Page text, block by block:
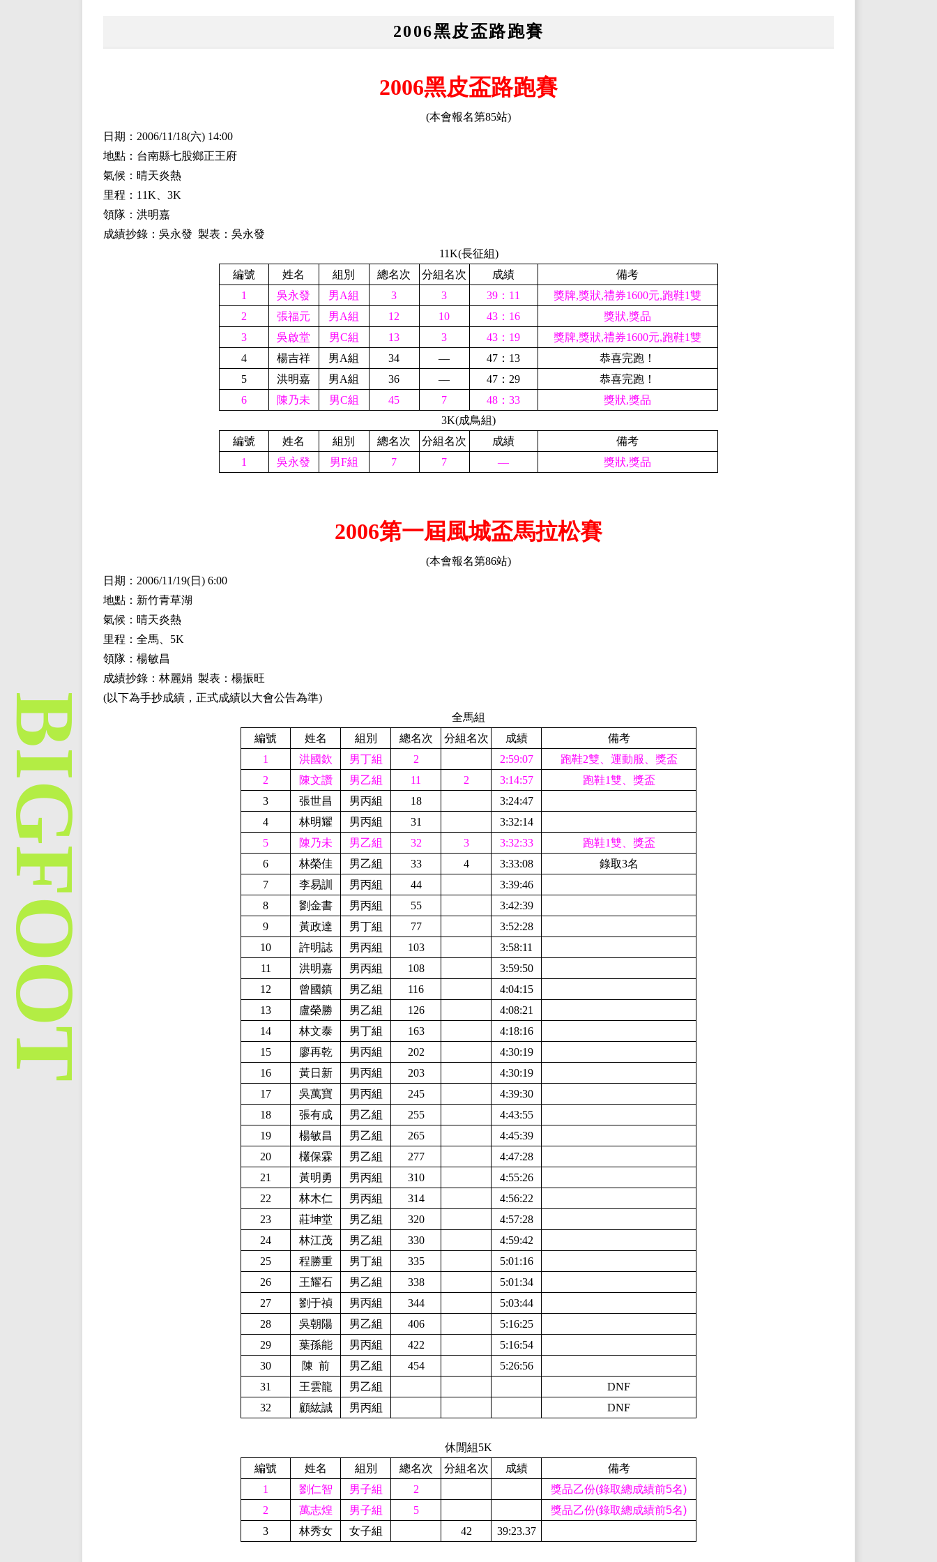
2006黑皮盃路跑賽
2006黑皮盃路跑賽
(本會報名第85站)
日期：2006/11/18(六) 14:00
地點：台南縣七股鄉正王府
氣候：晴天炎熱
里程： 11K、 3K
領隊：洪明嘉
成績抄錄：吳永發 製表：吳永發
11K(長征組)
編號
姓名 組別 總名次 分組名次 成績
備考
1
吳永發 男A組 3 3 39：11
獎牌,獎狀,禮券1600元,跑鞋1雙
2
張福元 男A組 12 10 43：16
獎狀,獎品
3
吳啟堂 男C組 13 3 43：19
獎牌,獎狀,禮券1600元,跑鞋1雙
4
楊吉祥 男A組 34 –– 47：13
恭喜完跑！
5
洪明嘉 男A組 36 –– 47：29
恭喜完跑！
6
陳乃未 男C組 45 7 48：33
獎狀,獎品
3K(成鳥組)
編號
姓名 組別 總名次 分組名次 成績
備考
1
吳永發 男F組 7 7 –– 獎狀,獎品
2006第一屆風城盃馬拉松賽
(本會報名第86站)
日期：2006/11/19(日) 6:00
地點：新竹青草湖
氣候：晴天炎熱
里程：全馬、 5K
領隊：楊敏昌
成績抄錄：林麗娟 製表：楊振旺
(以下為手抄成績，正式成績以大會公告為準)
全馬組
編號
姓名 組別 總名次 分組名次 成績
備考
1
洪國欽 男丁組 2 2:59:07
跑鞋2雙、運動服、獎盃
2
陳文讚 男乙組 11 2 3:14:57
跑鞋1雙、獎盃
3
張世昌 男丙組 18
3:24:47
4
林明耀 男丙組 31
3:32:14
5
陳乃未 男乙組 32 3 3:32:33
跑鞋1雙、獎盃
6
林榮佳 男乙組 33 4 3:33:08
錄取3名
7
李易訓 男丙組 44
3:39:46
8
劉金書 男丙組 55
3:42:39
9
黃政達 男丁組 77
3:52:28
10
許明誌 男丙組 103
3:58:11
11
洪明嘉 男丙組 108
3:59:50
12
曾國鎮 男乙組 116
4:04:15
13
盧榮勝 男乙組 126
4:08:21
14
林文泰 男丁組 163
4:18:16
15
廖再乾 男丙組 202
4:30:19
16
黃日新 男丙組 203
4:30:19
17
吳萬寶 男丙組 245
4:39:30
18
張有成 男乙組 255
4:43:55
19
楊敏昌 男乙組 265
4:45:39
20
欉保霖 男乙組 277
4:47:28
21
黃明勇 男丙組 310
4:55:26
22
林木仁 男丙組 314
4:56:22
23
莊坤堂 男乙組 320
4:57:28
24
林江茂 男乙組 330
4:59:42
25
程勝重 男丁組 335
5:01:16
26
王耀石 男乙組 338
5:01:34
27
劉于禎 男丙組 344
5:03:44
28
吳朝陽 男乙組 406
5:16:25
29
葉孫能 男丙組 422
5:16:54
30
陳 前 男乙組 454
5:26:56
31
王雲龍 男乙組
DNF
32
顧紘誠 男丙組 DNF
休閒組5K
編號
姓名 組別 總名次 分組名次 成績
備考
1
劉仁智 男子組 2
獎品乙份(錄取總成績前5名)
2
萬志煌 男子組 5
獎品乙份(錄取總成績前5名)
3
林秀女 女子組 42 39:23.37